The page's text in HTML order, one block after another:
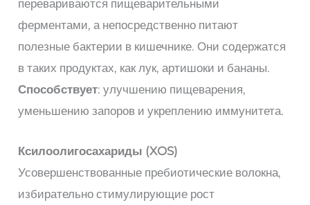
перевариваются пищеварительными
ферментами, а непосредственно питают
полезные бактерии в кишечнике. Они содержатся
в таких продуктах, как лук, артишоки и бананы.
Способствует: улучшению пищеварения,
уменьшению запоров и укреплению иммунитета.
Ксилоолигосахариды (XOS)
Усовершенствованные пребиотические волокна,
избирательно стимулирующие рост